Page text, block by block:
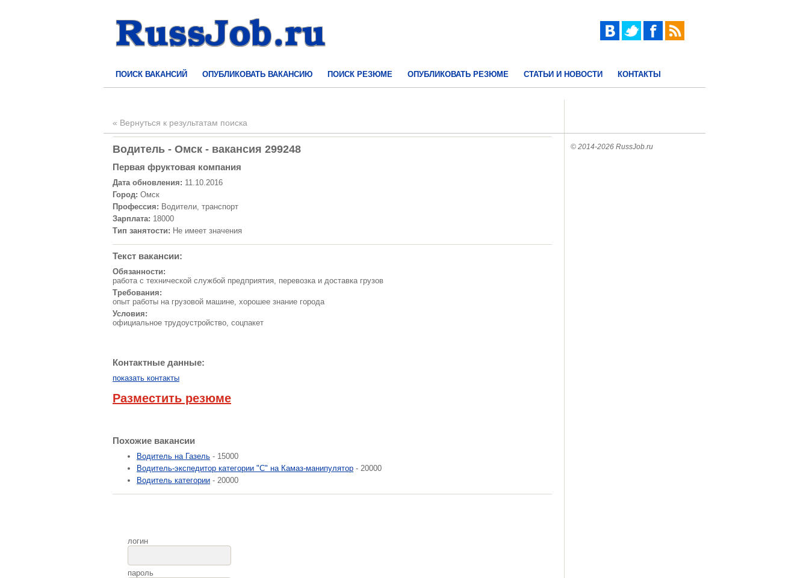
ПОИСК ВАКАНСИЙ ОПУБЛИКОВАТЬ ВАКАНСИЮ ПОИСК РЕЗЮМЕ ОПУБЛИКОВАТЬ РЕЗЮМЕ СТАТЬИ И НОВОСТИ КОНТАКТЫ
« Вернуться к результатам поиска
Водитель - Омск - вакансия 299248
Первая фруктовая компания
Дата обновления: 11.10.2016
Город: Омск
Профессия: Водители, транспорт
Зарплата: 18000
Тип занятости: Не имеет значения
Текст вакансии:
Обязанности:
работа с технической службой предприятия, перевозка и доставка грузов
Требования:
опыт работы на грузовой машине, хорошее знание города
Условия:
официальное трудоустройство, соцпакет
Контактные данные:
показать контакты
Разместить резюме
Похожие вакансии
Водитель на Газель - 15000
Водитель-экспедитор категории "С" на Камаз-манипулятор - 20000
Водитель категории - 20000
логин
пароль
© 2014-2026 RussJob.ru